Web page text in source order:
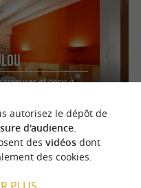
et cosy à
autorisez le dépôt de
d'audience.
des vidéosdont
des cookies.